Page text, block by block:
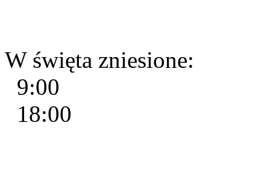
W święta zniesione:
9:00
18:00